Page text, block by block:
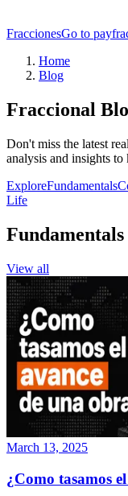
FraccionesGo to pay
Home
Blog
Fraccional
Don't miss the latest
analysis and insights to
ExploreFundamentals
Life
Fundamentals
View all
March 13, 2025
¿Como tasamos